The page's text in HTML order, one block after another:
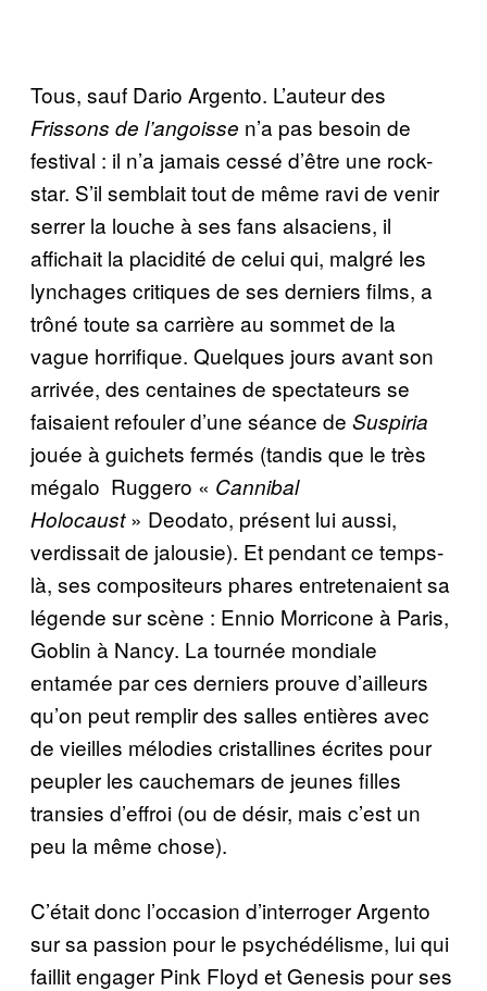
Tous, sauf Dario Argento. L’auteur des
Frissons de l’angoisse n’a pas besoin de
festival : il n’a jamais cessé d’être une rock-
star. S’il semblait tout de même ravi de venir
serrer la louche à ses fans alsaciens, il
affichait la placidité de celui qui, malgré les
lynchages critiques de ses derniers films, a
trôné toute sa carrière au sommet de la
vague horrifique. Quelques jours avant son
arrivée, des centaines de spectateurs se
faisaient refouler d’une séance de Suspiria
jouée à guichets fermés (tandis que le très
mégalo Ruggero « Cannibal
Holocaust» Deodato, présent lui aussi,
verdissait de jalousie). Et pendant ce temps-
là, ses compositeurs phares entretenaient sa
légende sur scène : Ennio Morricone à Paris,
Goblin à Nancy. La tournée mondiale
entamée par ces derniers prouve d’ailleurs
qu’on peut remplir des salles entières avec
de vieilles mélodies cristallines écrites pour
peupler les cauchemars de jeunes filles
transies d’effroi (ou de désir, mais c’est un
peu la même chose).
C’était donc l’occasion d’interroger Argento
sur sa passion pour le psychédélisme, lui qui
faillit engager Pink Floyd et Genesis pour ses